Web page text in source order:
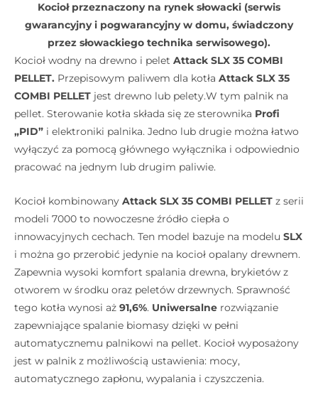
Kocioł przeznaczony na rynek słowacki (serwis
gwarancyjny i pogwarancyjny w domu, świadczony
przez słowackiego technika serwisowego).
Kocioł wodny na drewno i pelet Attack SLX 35 COMBI
PELLET. Przepisowym paliwem dla kotła Attack SLX 35
COMBI PELLET jest drewno lub pelety.W tym palnik na
pellet. Sterowanie kotła składa się ze sterownika Profi
„PID” i elektroniki palnika. Jedno lub drugie można łatwo
wyłączyć za pomocą głównego wyłącznika i odpowiednio
pracować na jednym lub drugim paliwie.
Kocioł kombinowany Attack SLX 35 COMBI PELLET z serii
modeli 7000 to nowoczesne źródło ciepła o
innowacyjnych cechach. Ten model bazuje na modelu SLX
i można go przerobić jedynie na kocioł opalany drewnem.
Zapewnia wysoki komfort spalania drewna, brykietów z
otworem w środku oraz peletów drzewnych. Sprawność
tego kotła wynosi aż 91,6%. Uniwersalne rozwiązanie
zapewniające spalanie biomasy dzięki w pełni
automatycznemu palnikowi na pellet. Kocioł wyposażony
jest w palnik z możliwością ustawienia: mocy,
automatycznego zapłonu, wypalania i czyszczenia.